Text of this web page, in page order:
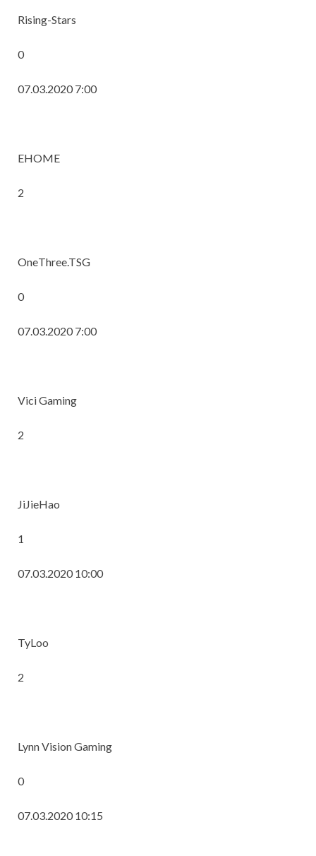
Rising-Stars
0
07.03.2020 7:00
EHOME
2
OneThree.TSG
0
07.03.2020 7:00
Vici Gaming
2
JiJieHao
1
07.03.2020 10:00
TyLoo
2
Lynn Vision Gaming
0
07.03.2020 10:15